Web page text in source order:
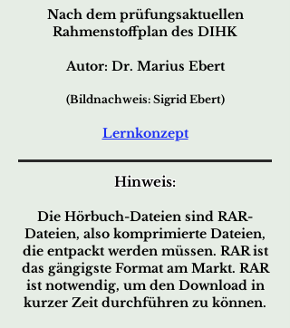
Nach dem prüfungsaktuellen
Rahmenstoffplan des DIHK
Autor: Dr. Marius Ebert
(Bildnachweis: Sigrid Ebert)
Lernkonzept
Hinweis:
Die Hörbuch-Dateien sind RAR-
Dateien, also komprimierte Dateien,
die entpackt werden müssen. RAR ist
das gängigste Format am Markt. RAR
ist notwendig, um den Download in
kurzer Zeit durchführen zu können.